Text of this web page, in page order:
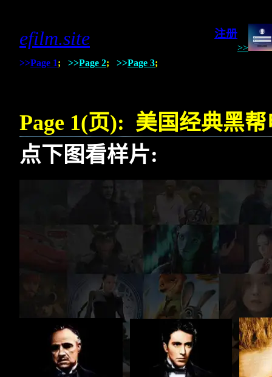
efilm.site 注册
>>
>>Page 1; >>Page 2; >>Page 3;
Page 1(页): 美国经典黑
点下图看样片: